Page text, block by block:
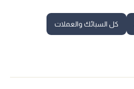
كل السبائك والعملات